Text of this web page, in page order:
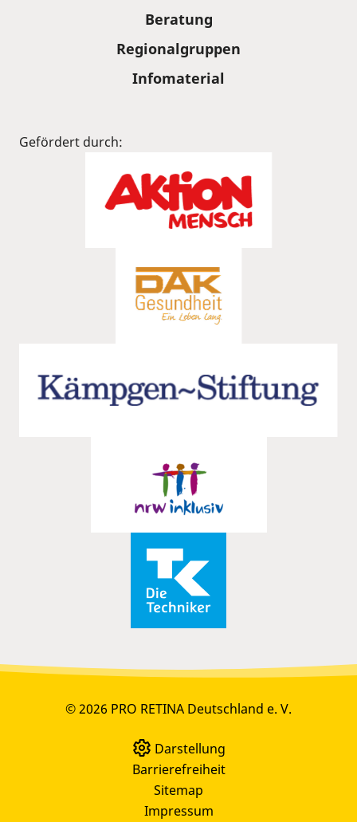
Beratung
Regionalgruppen
Infomaterial
Gefördert durch:
© 2026 PRO RETINA Deutschland e. V.
Darstellung
Barrierefreiheit
Sitemap
Impressum